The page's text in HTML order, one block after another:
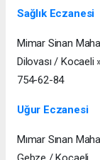
Sağlık Eczanesi
Mimar Sinan
Dilovası / Kocaeli
754-62-84
Uğur Eczanesi
Mımar Sınan